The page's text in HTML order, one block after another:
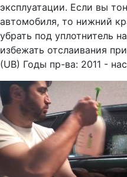
эксплуатации. Если вы
автомобиля, то нижний
убрать под уплотнитель
избежать отслаивания
(UB) Годы пр-ва: 2011 -